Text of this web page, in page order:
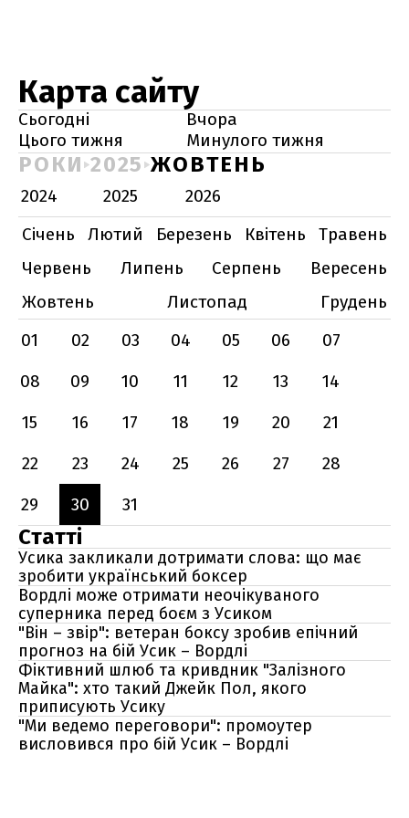
Карта сайту
Сьогодні
Вчора
Цього тижня
Минулого тижня
РОКИ 2025 ЖОВТЕНЬ
2024 2025
2026
Січень
Лютий Березень Квітень
Травень
Червень
Липень Серпень
Вересень
Жовтень
Листопад
Грудень
01
02 03 04 05 06
07
08
09 10 11 12 13
14
15
16 17 18 19 20
21
22
23 24 25 26 27
28
29
30 31
Статті
Усика закликали дотримати слова: що має
зробити український боксер
Вордлі може отримати неочікуваного
суперника перед боєм з Усиком
"Він – звір": ветеран боксу зробив епічний
прогноз на бій Усик – Вордлі
Фіктивний шлюб та кривдник "Залізного
Майка": хто такий Джейк Пол, якого
приписують Усику
"Ми ведемо переговори": промоутер
висловився про бій Усик – Вордлі